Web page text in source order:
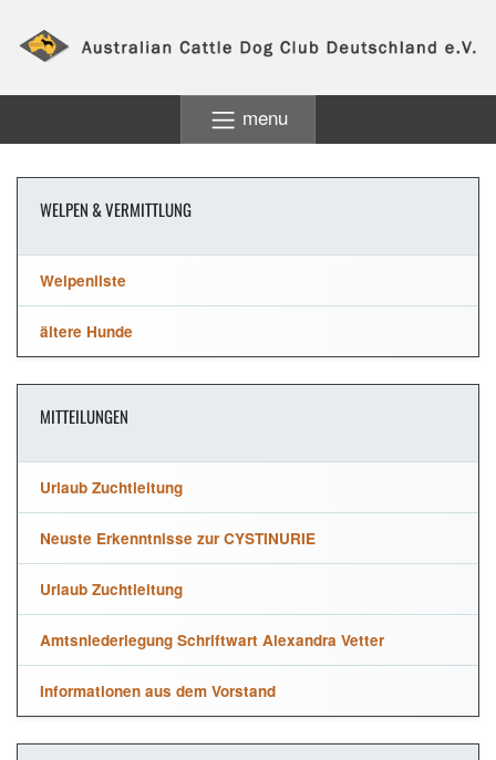
menu
WELPEN & VERMITTLUNG
Welpenliste
ältere Hunde
MITTEILUNGEN
Urlaub Zuchtleitung
Neuste Erkenntnisse zur CYSTINURIE
Urlaub Zuchtleitung
Amtsniederlegung Schriftwart Alexandra Vetter
Informationen aus dem Vorstand